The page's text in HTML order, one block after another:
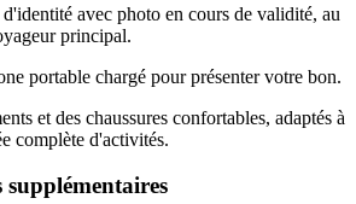
avec photo en cours de validité, au
principal.
portable chargé pour présenter votre bon.
et des chaussures confortables, adaptés à
complète d'activités.